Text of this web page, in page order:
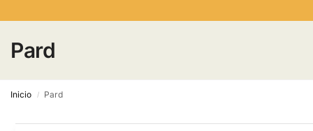
Pard
Inicio / Pard